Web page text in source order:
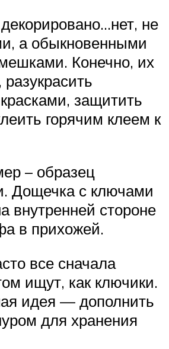
не
а обыкновенными
Конечно, их
защитить
горячим клеем к
– образец
Дощечка с ключами
внутренней стороне
в прихожей.
все сначала
ищут, как ключики.
идея — дополнить
для хранения